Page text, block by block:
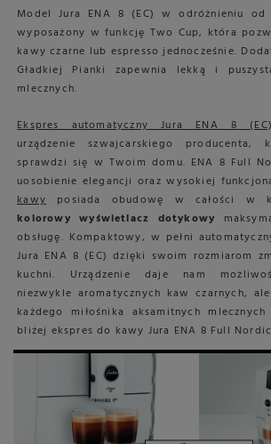
Model Jura ENA 8 (EC) w odróżnieniu od
wyposażony w funkcję Two Cup, która
kawy czarne lub espresso jednocześnie.
Gładkiej Pianki zapewnia lekką i
mlecznych.
Ekspres automatyczny Jura ENA 8
urządzenie szwajcarskiego producenta,
sprawdzi się w Twoim domu. ENA 8 Full
uosobienie elegancji oraz wysokiej
kawyposiada obudowę w całości w
kolorowy wyświetlacz dotykowy
obsługę. Kompaktowy, w pełni
Jura ENA 8 (EC) dzięki swoim rozmiarom
kuchni. Urządzenie daje nam
niezwykle aromatycznych kaw czarnych,
każdego miłośnika aksamitnych mlecznych
bliżej ekspres do kawy Jura ENA 8 Full